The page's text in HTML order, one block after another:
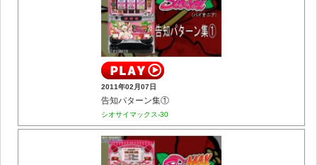
2011年02月07日
告知パターン集①
シオサイマックス-30